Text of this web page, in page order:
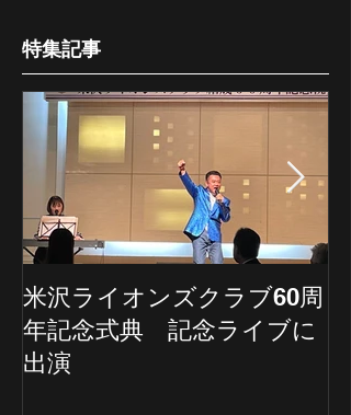
特集記事
米沢ライオンズクラブ60周
年記念式典 記念ライブに
出演